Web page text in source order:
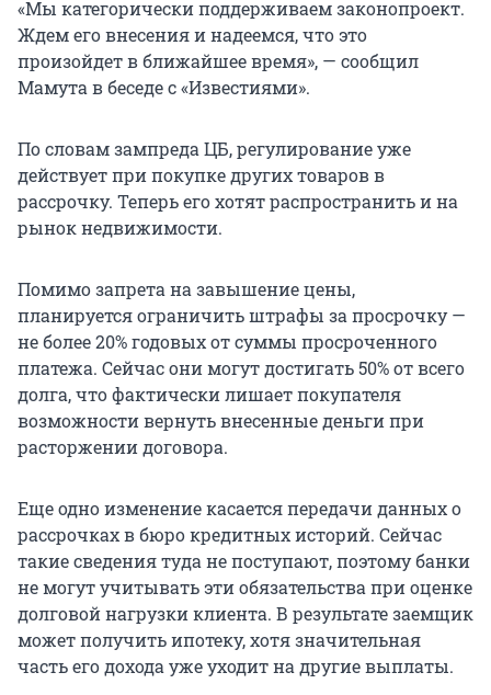
«Мы категорически поддерживаем законопроект.
Ждем его внесения и надеемся, что это
произойдет в ближайшее время», — сообщил
Мамута в беседе с «Известиями».
По словам зампреда ЦБ, регулирование уже
действует при покупке других товаров в
рассрочку. Теперь его хотят распространить и на
рынок недвижимости.
Помимо запрета на завышение цены,
планируется ограничить штрафы за просрочку —
не более 20% годовых от суммы просроченного
платежа. Сейчас они могут достигать 50% от всего
долга, что фактически лишает покупателя
возможности вернуть внесенные деньги при
расторжении договора.
Еще одно изменение касается передачи данных о
рассрочках в бюро кредитных историй. Сейчас
такие сведения туда не поступают, поэтому банки
не могут учитывать эти обязательства при оценке
долговой нагрузки клиента. В результате заемщик
может получить ипотеку, хотя значительная
часть его дохода уже уходит на другие выплаты.